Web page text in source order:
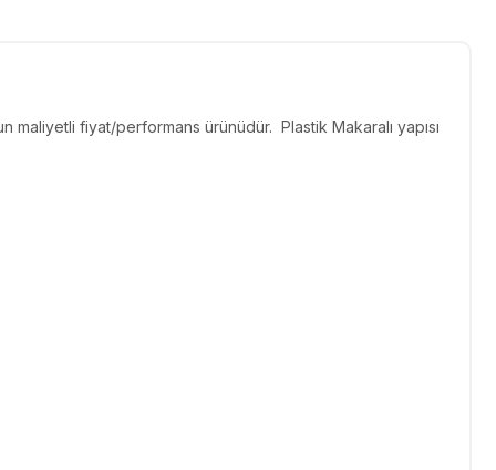
maliyetli fiyat/performans ürünüdür. Plastik Makaralı yapısı